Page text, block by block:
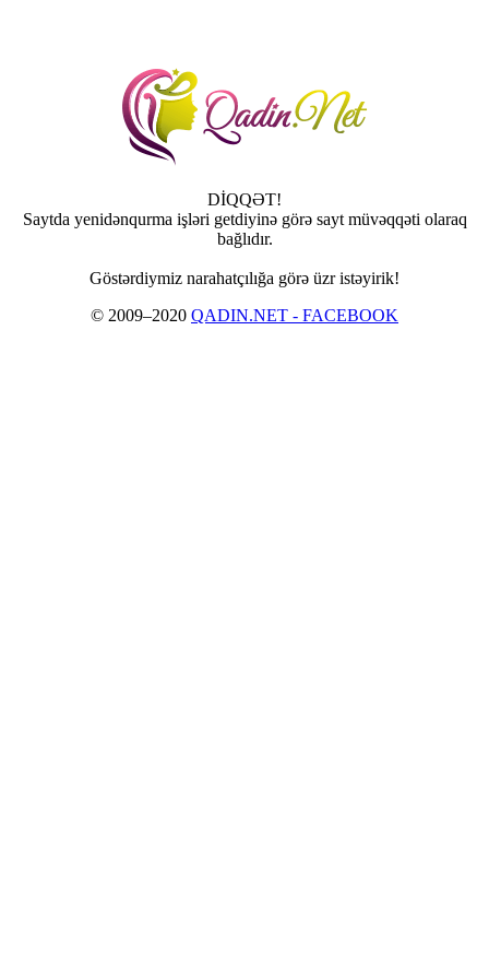
DİQQƏT!
Saytda yenidənqurma işləri getdiyinə görə sayt müvəqqəti olaraq
bağlıdır.
Göstərdiymiz narahatçılığa görə üzr istəyirik!
© 2009–2020 QADIN.NET - FACEBOOK